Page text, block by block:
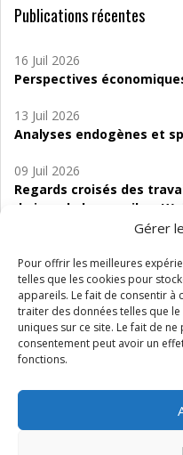
Gérer
Pour offrir les meilleures
telles que les cookies pour
appareils. Le fait de consentir à
traiter des données telles que
uniques sur ce site. Le fait de
consentement peut avoir un
fonctions.
Publications récentes
16 Juil 2026
Perspectives
13 Juil 2026
Analyses endogènes et
09 Juil 2026
Regards croisés des
de jour de bas seuil en
06 Juil 2026
Étude d’évaluabilité des
d’accompagnement à
01 Juil 2026
Pénurie du personnel
Wallonie ?